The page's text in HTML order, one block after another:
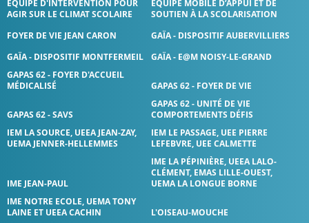
EQUIPE D'INTERVENTION POUR
AGIR SUR LE CLIMAT SCOLAIRE
ÉQUIPE MOBILE D’APPUI ET DE
SOUTIEN À LA SCOLARISATION
FOYER DE VIE JEAN CARON
GAÏA - DISPOSITIF AUBERVILLIERS
GAÏA - DISPOSITIF MONTFERMEIL
GAÏA - E@M NOISY-LE-GRAND
GAPAS 62 - FOYER D'ACCUEIL
MÉDICALISÉ
GAPAS 62 - FOYER DE VIE
GAPAS 62 - SAVS
GAPAS 62 - UNITÉ DE VIE
COMPORTEMENTS DÉFIS
IEM LA SOURCE, UEEA JEAN-ZAY,
UEMA JENNER-HELLEMMES
IEM LE PASSAGE, UEE PIERRE
LEFEBVRE, UEE CALMETTE
IME JEAN-PAUL
IME LA PÉPINIÈRE, UEEA LALO-
CLÉMENT, EMAS LILLE-OUEST,
UEMA LA LONGUE BORNE
IME NOTRE ECOLE, UEMA TONY
LAINE ET UEEA CACHIN
L'OISEAU-MOUCHE